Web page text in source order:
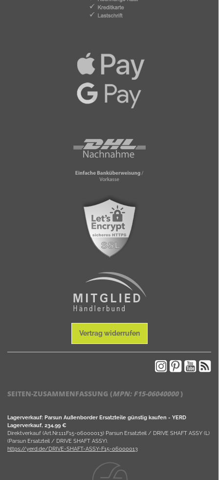
Vertrag widerrufen
SEITEN-ZUSAMMENFASSUNG (MPN: F15-06040000)
Lagerverkauf: Parsun Außenborder Ersatzteile günstig kaufen - YERD
Lagerverkauf, 234,99 €
Direktverkauf (Art.Nr.111F15-06000013) Parsun Ersatzteil / DRIVE SHAFT ASSY (L)
(Parsun Ersatzteil / DRIVE SHAFT ASSY).
https://yerd.de/DRIVE-SHAFT-ASSY-F15-06000013